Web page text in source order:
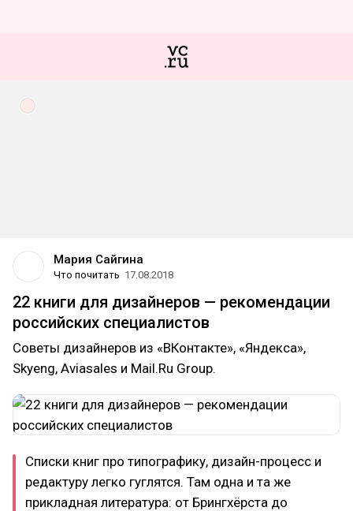
Мария Сайгина
Что почитать 17.08.2018
22 книги для дизайнеров — рекомендации
российских специалистов
Советы дизайнеров из «ВКонтакте», «Яндекса»,
Skyeng, Aviasales и Mail.Ru Group.
Списки книг про типографику, дизайн-процесс и
редактуру легко гуглятся. Там одна и та же
прикладная литература: от Брингхёрста до